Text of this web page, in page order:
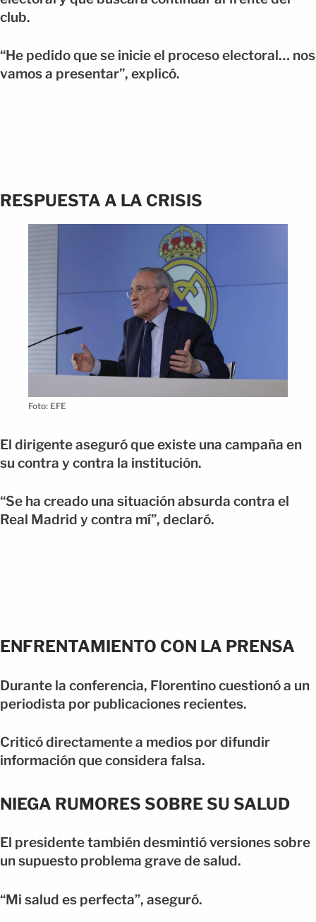
club.
“He pedido que se inicie el proceso electoral… nos
vamos a presentar”, explicó.
RESPUESTA A LA CRISIS
Foto: EFE
El dirigente aseguró que existe una campaña en
su contra y contra la institución.
“Se ha creado una situación absurda contra el
Real Madrid y contra mí”, declaró.
ENFRENTAMIENTO CON LA PRENSA
Durante la conferencia, Florentino cuestionó a un
periodista por publicaciones recientes.
Criticó directamente a medios por difundir
información que considera falsa.
NIEGA RUMORES SOBRE SU SALUD
El presidente también desmintió versiones sobre
un supuesto problema grave de salud.
“Mi salud es perfecta”, aseguró.